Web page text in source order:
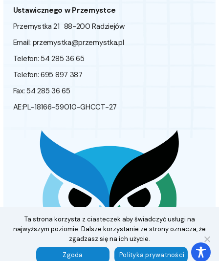
Ustawicznego w Przemystce
Przemystka 21 88-200 Radziejów
Email: przemystka@przemystka.pl
Telefon: 54 285 36 65
Telefon: 695 897 387
Fax: 54 285 36 65
AE:PL-18166-59010-GHCCT-27
Ta strona korzysta z ciasteczek aby świadczyć usługi na
najwyższym poziomie. Dalsze korzystanie ze strony oznacza, że
zgadzasz się na ich użycie.
Zgoda
Polityka prywatności